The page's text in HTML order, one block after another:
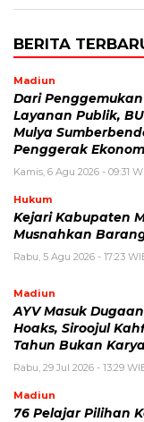
BERITA
Madiun
Dari
Layanan Publik,
Mulya
Penggerak
Kamis, 6 Agu 2026 - 09:31
Hukum
Kejari Kabupaten
Musnahkan
Rabu, 5 Agu 2026 - 17:23
Madiun
AYV Masuk
Hoaks, Siroojul
Tahun Bukan
Rabu, 29 Jul 2026 - 13:29
Madiun
76 Pelajar Pilihan